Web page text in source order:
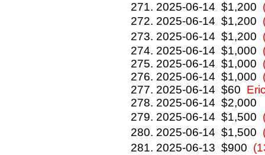
2025-06-14 $1,200
2025-06-14 $1,200
2025-06-14 $1,200
2025-06-14 $1,000
2025-06-14 $1,000
2025-06-14 $1,000
2025-06-14 $60
2025-06-14 $2,000
2025-06-14 $1,500
2025-06-14 $1,500
2025-06-13 $900